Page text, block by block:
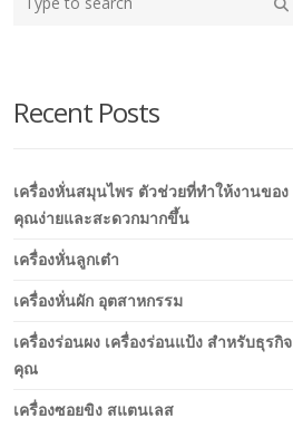
Recent Posts
เครื่องหั่นสมุนไพร ตัวช่วยที่ทำให้งานของ
คุณง่ายและสะดวกมากขึ้น
เครื่องหั่นลูกเต๋า
เครื่องหั่นผัก อุตสาหกรรม
เครื่องร่อนผง เครื่องร่อนแป้ง สำหรับธุรกิจ
คุณ
เครื่องซอยขิง สแตนเลส